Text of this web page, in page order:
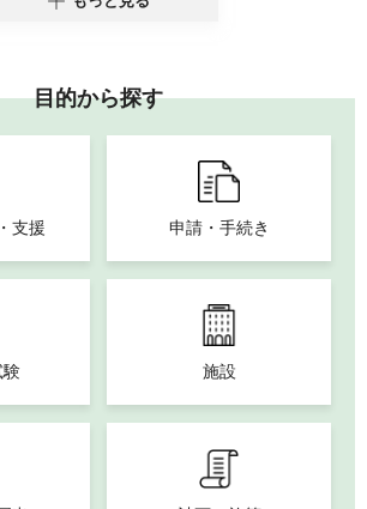
目的から探す
支援 申請・手続き
験 施設